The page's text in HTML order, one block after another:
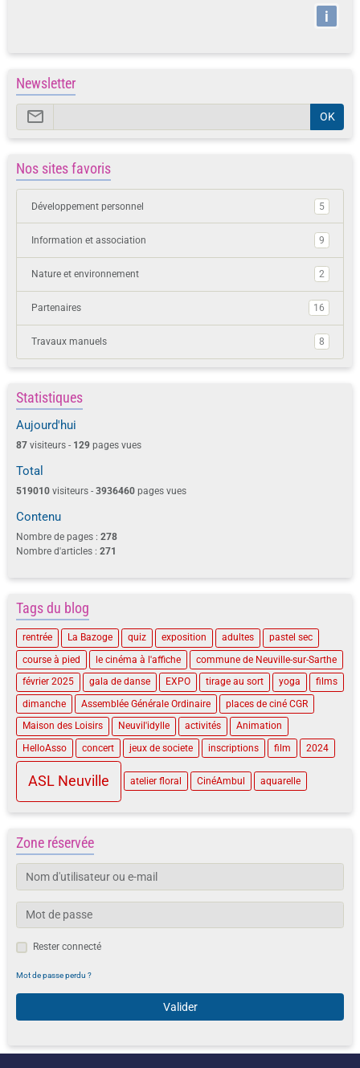
i
Newsletter
OK
Nos sites favoris
Développement personnel 5
Information et association 9
Nature et environnement 2
Partenaires 16
Travaux manuels 8
Statistiques
Aujourd'hui
87 visiteurs - 129 pages vues
Total
519010 visiteurs - 3936460 pages vues
Contenu
Nombre de pages : 278
Nombre d'articles : 271
Tags du blog
rentrée La Bazoge quiz exposition adultes
pastel sec
course à pied
le cinéma à l'affiche
commune de Neuville-sur-Sarthe
février 2025
gala de danse EXPO tirage au sort yoga
films
dimanche
Assemblée Générale Ordinaire
places de ciné CGR
Maison des Loisirs
Neuvil'idylle activités
Animation
HelloAsso
concert jeux de societe inscriptions film 2024
ASL Neuville atelier floral CinéAmbul aquarelle
Zone réservée
Rester connecté
Mot de passe perdu ?
Valider